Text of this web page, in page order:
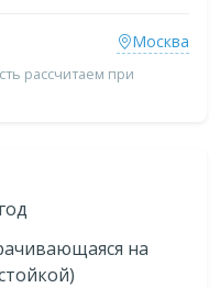
Москва
рассчитаем при
на